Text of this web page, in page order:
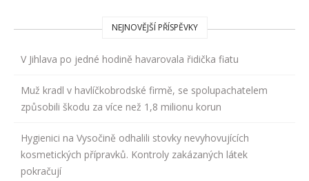
NEJNOVĚJŠÍ PŘÍSPĚVKY
V Jihlava po jedné hodině havarovala řidička fiatu
Muž kradl v havlíčkobrodské firmě, se spolupachatelem
způsobili škodu za více než 1,8 milionu korun
Hygienici na Vysočině odhalili stovky nevyhovujících
kosmetických přípravků. Kontroly zakázaných látek
pokračují